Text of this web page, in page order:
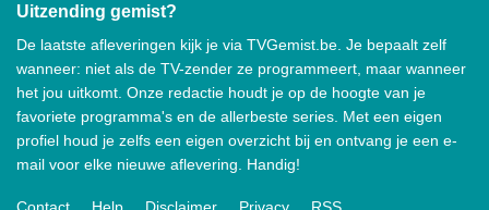
Uitzending gemist?
De laatste afleveringen kijk je via TVGemist.be. Je bepaalt zelf
wanneer: niet als de TV-zender ze programmeert, maar wanneer
het jou uitkomt. Onze redactie houdt je op de hoogte van je
favoriete programma's en de allerbeste series. Met een eigen
profiel houd je zelfs een eigen overzicht bij en ontvang je een e-
mail voor elke nieuwe aflevering. Handig!